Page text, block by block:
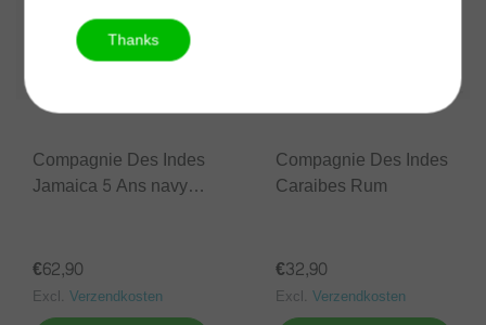
Compagnie Des Indes
Jamaica 5 Ans navy
€62,90
Excl. Verzendkosten
Compagnie Des Indes
Caraibes Rum
€32,90
Excl. Verzendkosten
Thanks